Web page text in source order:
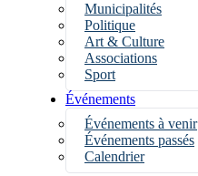
Municipalités
Politique
Art & Culture
Associations
Sport
Événements
Événements à venir
Événements passés
Calendrier